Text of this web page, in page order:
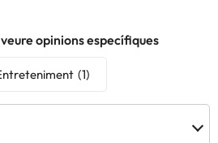
opinions específiques
(1)